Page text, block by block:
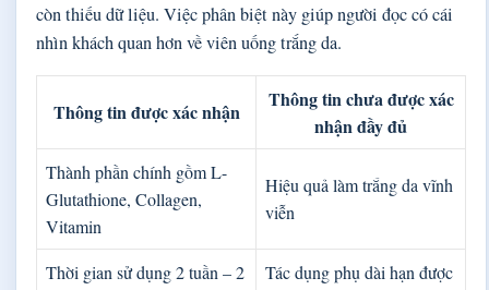
còn thiếu dữ liệu. Việc phân biệt này giúp người đọc có cái
nhìn khách quan hơn về viên uống trắng da.
Thông tin được xác nhận
Thông tin chưa được xác
nhận đầy đủ
Thành phần chính gồm L-
Glutathione, Collagen,
Vitamin
Hiệu quả làm trắng da vĩnh
viễn
Thời gian sử dụng 2 tuần – 2
Tác dụng phụ dài hạn được